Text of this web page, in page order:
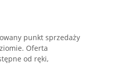
punkt sprzedaży
Oferta
od ręki,